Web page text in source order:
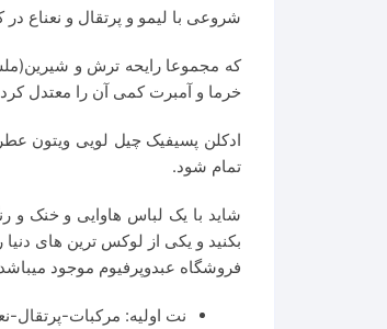
شروعی با لیمو و پرتقال و نعناع
که مجموعا رایحه ترش و
خرما و آمبرت کمی آن را معتدل
ادکلن پسیفیک چیل لویی ویتون
تمام شود.
شاید با یک لباس هاوایی و خنک و
بکنید و یکی از لوکس ترین های
فروشگاه عبدوپرفیوم موجود
نت اولیه: مرکبات-پرتقال-